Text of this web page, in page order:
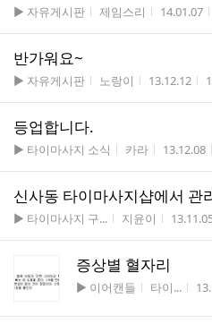
게시판명
▶ 자유게시판 작성자
제임스리 작성시간
14.01.07
반가워요~
게시판명
▶ 자유게시판 작성자
노랑이 작성시간
13.12.12
등업합니다.
게시판명
▶ 타이마사지 소식 작성자
카라 작성시간
13.12.08
신사동 타이마사지샵에서 관
게시판명
▶ 타이마사지 구... 작성자
지윤이 작성시
증상별 혈자리
게시판명
▶ 이어캔들 작성자
타이... 작